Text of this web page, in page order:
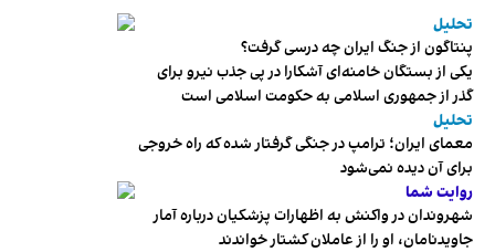
تحلیل
پنتاگون از جنگ ایران چه درسی گرفت؟
یکی از بستگان خامنه‌ای آشکارا در پی جذب نیرو برای
گذر از جمهوری اسلامی به حکومت اسلامی است
تحلیل
معمای ایران؛ ترامپ در جنگی گرفتار شده که راه خروجی
برای آن دیده نمی‌شود
روایت شما
شهروندان در واکنش به اظهارات پزشکیان درباره آمار
جاویدنامان، او را از عاملان کشتار خواندند